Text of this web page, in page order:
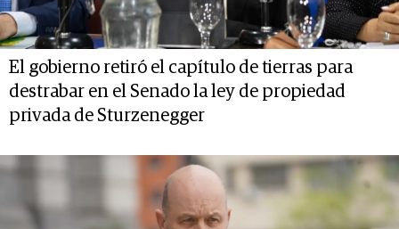
El gobierno retiró el capítulo de tierras para
destrabar en el Senado la ley de propiedad
privada de Sturzenegger